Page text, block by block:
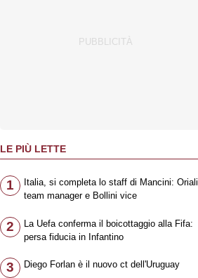
LE PIÙ LETTE
1
Italia, si completa lo staff di Mancini: Oriali
team manager e Bollini vice
2
La Uefa conferma il boicottaggio alla Fifa:
persa fiducia in Infantino
3 Diego Forlan è il nuovo ct dell'Uruguay